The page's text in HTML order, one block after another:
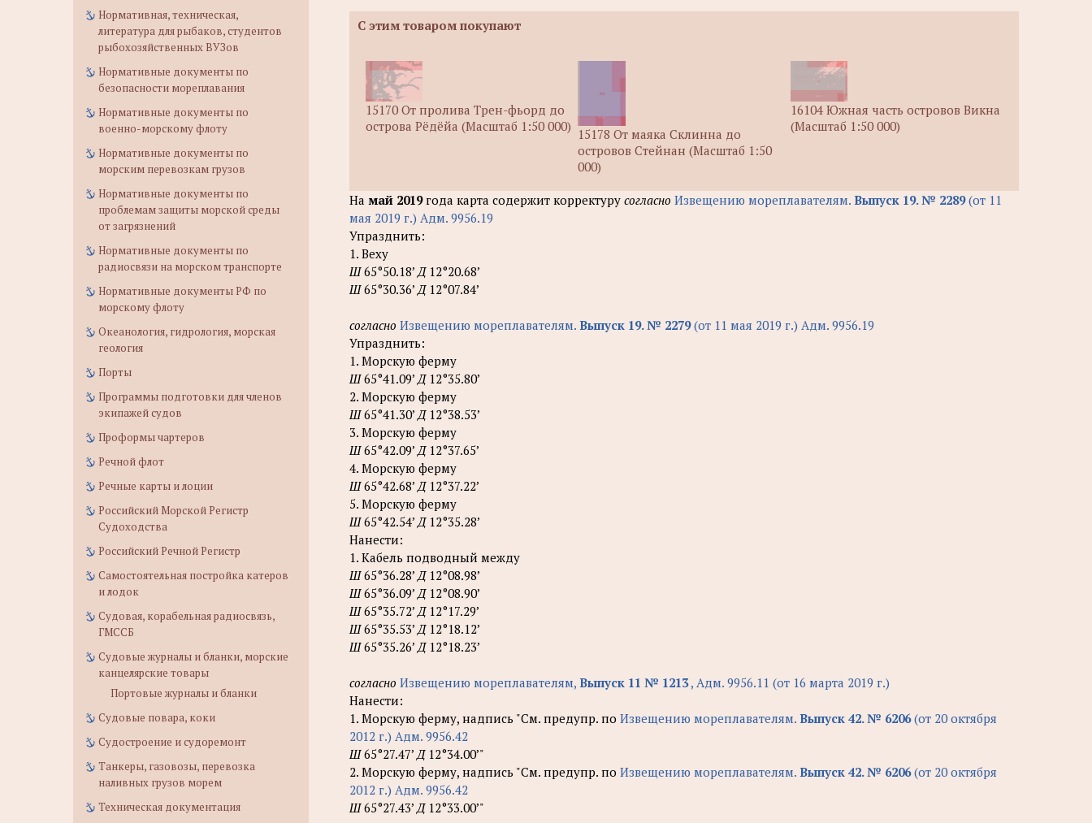
Нормативная, техническая,
литература для рыбаков, студентов
рыбохозяйственных ВУЗов
Нормативные документы по
безопасности мореплавания
Нормативные документы по
военно-морскому флоту
Нормативные документы по
морским перевозкам грузов
Нормативные документы по
проблемам защиты морской среды
от загрязнений
Нормативные документы по
радиосвязи на морском транспорте
Нормативные документы РФ по
морскому флоту
Океанология, гидрология, морская
геология
Порты
Программы подготовки для членов
экипажей судов
Проформы чартеров
Речной флот
Речные карты и лоции
Российский Морской Регистр
Судоходства
Российский Речной Регистр
Самостоятельная постройка катеров
и лодок
Судовая, корабельная радиосвязь,
ГМССБ
Судовые журналы и бланки, морские
канцелярские товары
Портовые журналы и бланки
Судовые повара, коки
Судостроение и судоремонт
Танкеры, газовозы, перевозка
наливных грузов морем
Техническая документация
С этим товаром покупают
15170 От пролива Трен-фьорд до
острова Рёдёйа (Масштаб 1:50 000)
15178 От маяка Склинна до
островов Стейнан (Масштаб 1:50
000)
16104 Южная часть островов Викна
(Масштаб 1:50 000)
На май 2019года карта содержит корректуру согласно Извещению мореплавателям. Выпуск 19. № 2289(от 11
мая 2019 г.) Адм. 9956.19
Упразднить:
1. Веху
Ш65°50.18’Д12°20.68’
Ш65°30.36’Д12°07.84’
согласно Извещению мореплавателям. Выпуск 19. № 2279(от 11 мая 2019 г.) Адм. 9956.19
Упразднить:
1. Морскую ферму
Ш65°41.09’Д12°35.80’
2. Морскую ферму
Ш65°41.30’Д12°38.53’
3. Морскую ферму
Ш65°42.09’Д12°37.65’
4. Морскую ферму
Ш65°42.68’Д12°37.22’
5. Морскую ферму
Ш65°42.54’Д12°35.28’
Нанести:
1. Кабель подводный между
Ш65°36.28’Д12°08.98’
Ш65°36.09’Д12°08.90’
Ш65°35.72’Д12°17.29’
Ш65°35.53’Д12°18.12’
Ш65°35.26’Д12°18.23’
согласно Извещению мореплавателям, Выпуск 11 № 1213, Адм. 9956.11 (от 16 марта 2019 г.)
Нанести:
1. Морскую ферму, надпись "См. предупр. по Извещению мореплавателям. Выпуск 42. № 6206(от 20 октября
2012 г.) Адм. 9956.42
Ш65°27.47’Д12°34.00’"
2. Морскую ферму, надпись "См. предупр. по Извещению мореплавателям. Выпуск 42. № 6206(от 20 октября
2012 г.) Адм. 9956.42
Ш65°27.43’Д12°33.00’"